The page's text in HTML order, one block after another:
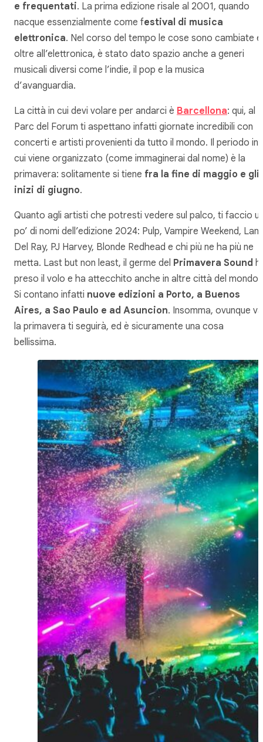
e frequentati. La prima edizione risale al 2001, quando
nacque essenzialmente come festival di musica
elettronica. Nel corso del tempo le cose sono cambiate
oltre all’elettronica, è stato dato spazio anche a generi
musicali diversi come l’indie, il pop e la musica
d’avanguardia.
La città in cui devi volare per andarci è Barcellona: qui, al
Parc del Forum ti aspettano infatti giornate incredibili con
concerti e artisti provenienti da tutto il mondo. Il periodo in
cui viene organizzato (come immaginerai dal nome) è la
primavera: solitamente si tiene fra la fine di maggio e gli
inizi di giugno.
Quanto agli artisti che potresti vedere sul palco, ti faccio
po’ di nomi dell’edizione 2024: Pulp, Vampire Weekend,
Del Ray, PJ Harvey, Blonde Redhead e chi più ne ha più ne
metta. Last but non least, il germe del Primavera Sound
preso il volo e ha attecchito anche in altre città del mondo.
Si contano infatti nuove edizioni a Porto, a Buenos
Aires, a Sao Paulo e ad Asuncion. Insomma, ovunque
la primavera ti seguirà, ed è sicuramente una cosa
bellissima.